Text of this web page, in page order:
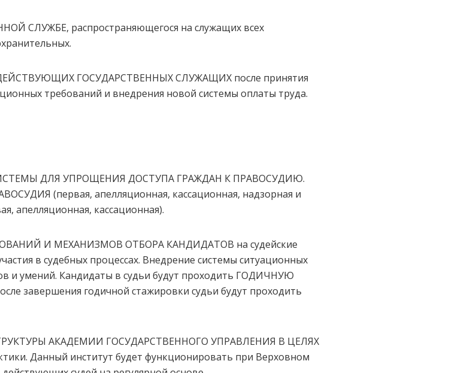
СЛУЖБЕ, распространяющегося на служащих всех
ГОСУДАРСТВЕННЫХ СЛУЖАЩИХ после принятия
требований и внедрения новой системы оплаты труда.
ДЛЯ УПРОЩЕНИЯ ДОСТУПА ГРАЖДАН К ПРАВОСУДИЮ.
(первая, апелляционная, кассационная, надзорная и
апелляционная, кассационная).
И МЕХАНИЗМОВ ОТБОРА КАНДИДАТОВ на судейские
в судебных процессах. Внедрение системы ситуационных
и умений. Кандидаты в судьи будут проходить ГОДИЧНУЮ
завершения годичной стажировки судьи будут проходить
АКАДЕМИИ ГОСУДАРСТВЕННОГО УПРАВЛЕНИЯ В ЦЕЛЯХ
Данный институт будет функционировать при Верховном